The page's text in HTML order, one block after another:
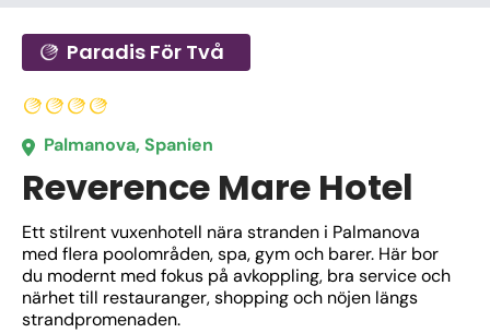
Paradis För Två
Palmanova, Spanien
Reverence Mare Hotel
Ett stilrent vuxenhotell nära stranden i Palmanova
med flera poolområden, spa, gym och barer. Här bor
du modernt med fokus på avkoppling, bra service och
närhet till restauranger, shopping och nöjen längs
strandpromenaden.